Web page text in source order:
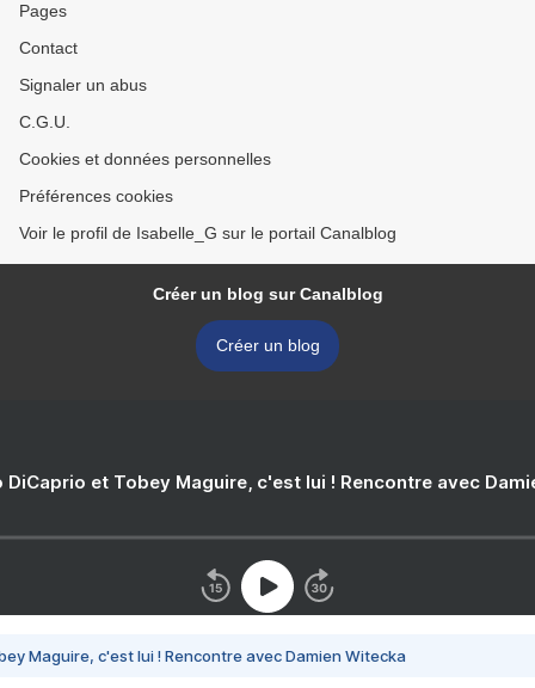
Pages
Contact
Signaler un abus
C.G.U.
Cookies et données personnelles
Préférences cookies
Voir le profil de Isabelle_G sur le portail Canalblog
Créer un blog sur Canalblog
Créer un blog
DiCaprio et Tobey Maguire, c'est lui ! Rencontre avec
Maguire, c'est lui ! Rencontre avec Damien Witecka